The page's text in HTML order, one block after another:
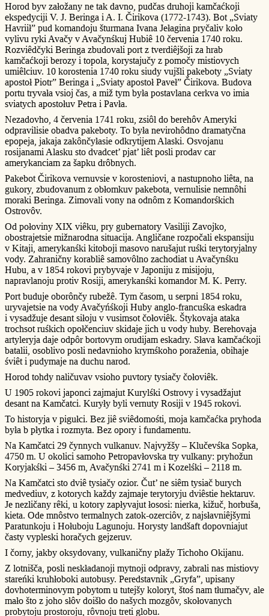
Horod byv załožany ne tak davno, pudčas druhoji kamčaćkoji
ekspedyciji V. J. Beringa i A. I. Čirikova (1772-1743). Bot „Sviaty
Havriił” pud komandoju šturmana Ivana Jełagina pryčaliv koło
vylivu ryki Avačy v Avačynśkuj Hubiê 10 červenia 1740 roku.
Rozviêdčyki Beringa zbudovali port z tverdiêjšoji za hrab
kamčaćkoji berozy i topola, korystajučy z pomočy mistiovych
umiêlciuv. 10 korostenia 1740 roku siudy vujšli pakeboty „Sviaty
apostoł Piotr” Beringa i „Sviaty apostoł Paveł” Čirikova. Budova
portu tryvała vsioj čas, a miž tym była postavlana cerkva vo imia
sviatych apostołuv Petra i Pavła.
Nezadovho, 4 červenia 1741 roku, zsiôl do berehôv Ameryki
odpravilisie obadva pakeboty. To była nevirohôdno dramatyčna
epopeja, jakaja zakônčyłasie odkrytijem Alaski. Osvojanu
rosijanami Alasku sto dvadcet’ pjat’ liêt posli prodav car
amerykanciam za šapku drôbnych.
Pakebot Čirikova vernuvsie v korosteniovi, a nastupnoho liêta, na
gukory, zbudovanum z obłomkuv pakebota, vernulisie nemnôhi
moraki Beringa. Zimovali vony na odnôm z Komandorśkich
Ostrovôv.
Od połoviny XIX viêku, pry gubernatory Vasiliji Zavojko,
obostrajetsie mižnarodna situacija. Angličane rozpočali ekspansiju
v Kitaji, amerykanśki kitoboji masovo narušajut ruśki terytoryjalny
vody. Zahraničny korabliê samovôlno zachodiat u Avačynśku
Hubu, a v 1854 rokovi prybyvaje v Japoniju z misijoju,
napravlanoju protiv Rosiji, amerykanśki komandor M. K. Perry.
Port buduje oborônčy rubežê. Tym časom, u serpni 1854 roku,
uryvajetsie na vody Avačyńśkoji Huby anglo-francuśka eskadra
i vysadžuje desant siłoju v vusimsot čołoviêk. Štykovaja ataka
trochsot ruśkich opołčenciuv skidaje jich u vody huby. Berehovaja
artyleryja daje odpôr bortovym orudijam eskadry. Słava kamčaćkoji
batalii, osoblivo posli nedavnioho krymśkoho poraženia, obihaje
śviêt i pudymaje na duchu narod.
Horod tohdy naličuvav vsioho puvtory tysiačy čołoviêk.
U 1905 rokovi japonci zajmajut Kurylśki Ostrovy i vysadžajut
desant na Kamčatci. Kuryły byli vernuty Rosiji v 1945 rokovi.
To historyja v pigułci. Bez jiê sviêdomośti, moja kamčaćka pryhoda
była b płytka i rozmyta. Bez opory i fundamentu.
Na Kamčatci 29 čynnych vulkanuv. Najvyžšy – Klučevśka Sopka,
4750 m. U okolici samoho Petropavłovska try vulkany: pryhožun
Koryjakśki – 3456 m, Avačynśki 2741 m i Kozelśki – 2118 m.
Na Kamčatci sto dviê tysiačy ozior. Čut’ ne siêm tysiač burych
medvediuv, z kotorych každy zajmaje terytoryju dviêstie hektaruv.
Je nezličany rêki, u kotory zapłyvajut łososi: nierka, kižuč, horbuša,
kieta. Ode mnôstvo termalnych zatok-ozerciôv, z najsłavniêjšymi
Paratunkoju i Hołuboju Lagunoju. Horysty landšaft dopovniajut
časty vypleski horačych gejzeruv.
I čorny, jakby oksydovany, vulkaničny plažy Tichoho Okijanu.
Z lotnišča, posli neskładanoji mytnoji odpravy, zabrali nas mistiovy
stareńki kruhłoboki autobusy. Peredstavnik „Gryfa”, upisany
dovhoterminovym pobytom u tutejšy koloryt, štoś nam tłumačyv, ale
mało što z joho słôv doišło do našych mozgôv, skołovanych
probytoju prostoroju, rôvnoju treti globu.